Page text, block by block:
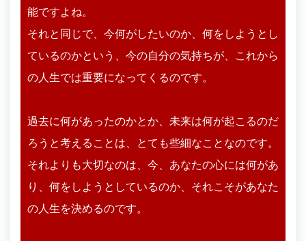
能ですよね。
それと同じで、今何がしたいのか、何をしようとし
ているのかという、今の自分の気持ちが、これから
の人生では重要になってくるのです。
過去に何があったのかとか、未来は何が起こるのだ
ろうと考えることは、とても些細なことなのです。
それよりも大切なのは、今、あなたの心には何があ
り、何をしようとしているのか、それこそがあなた
の人生を決めるのです。